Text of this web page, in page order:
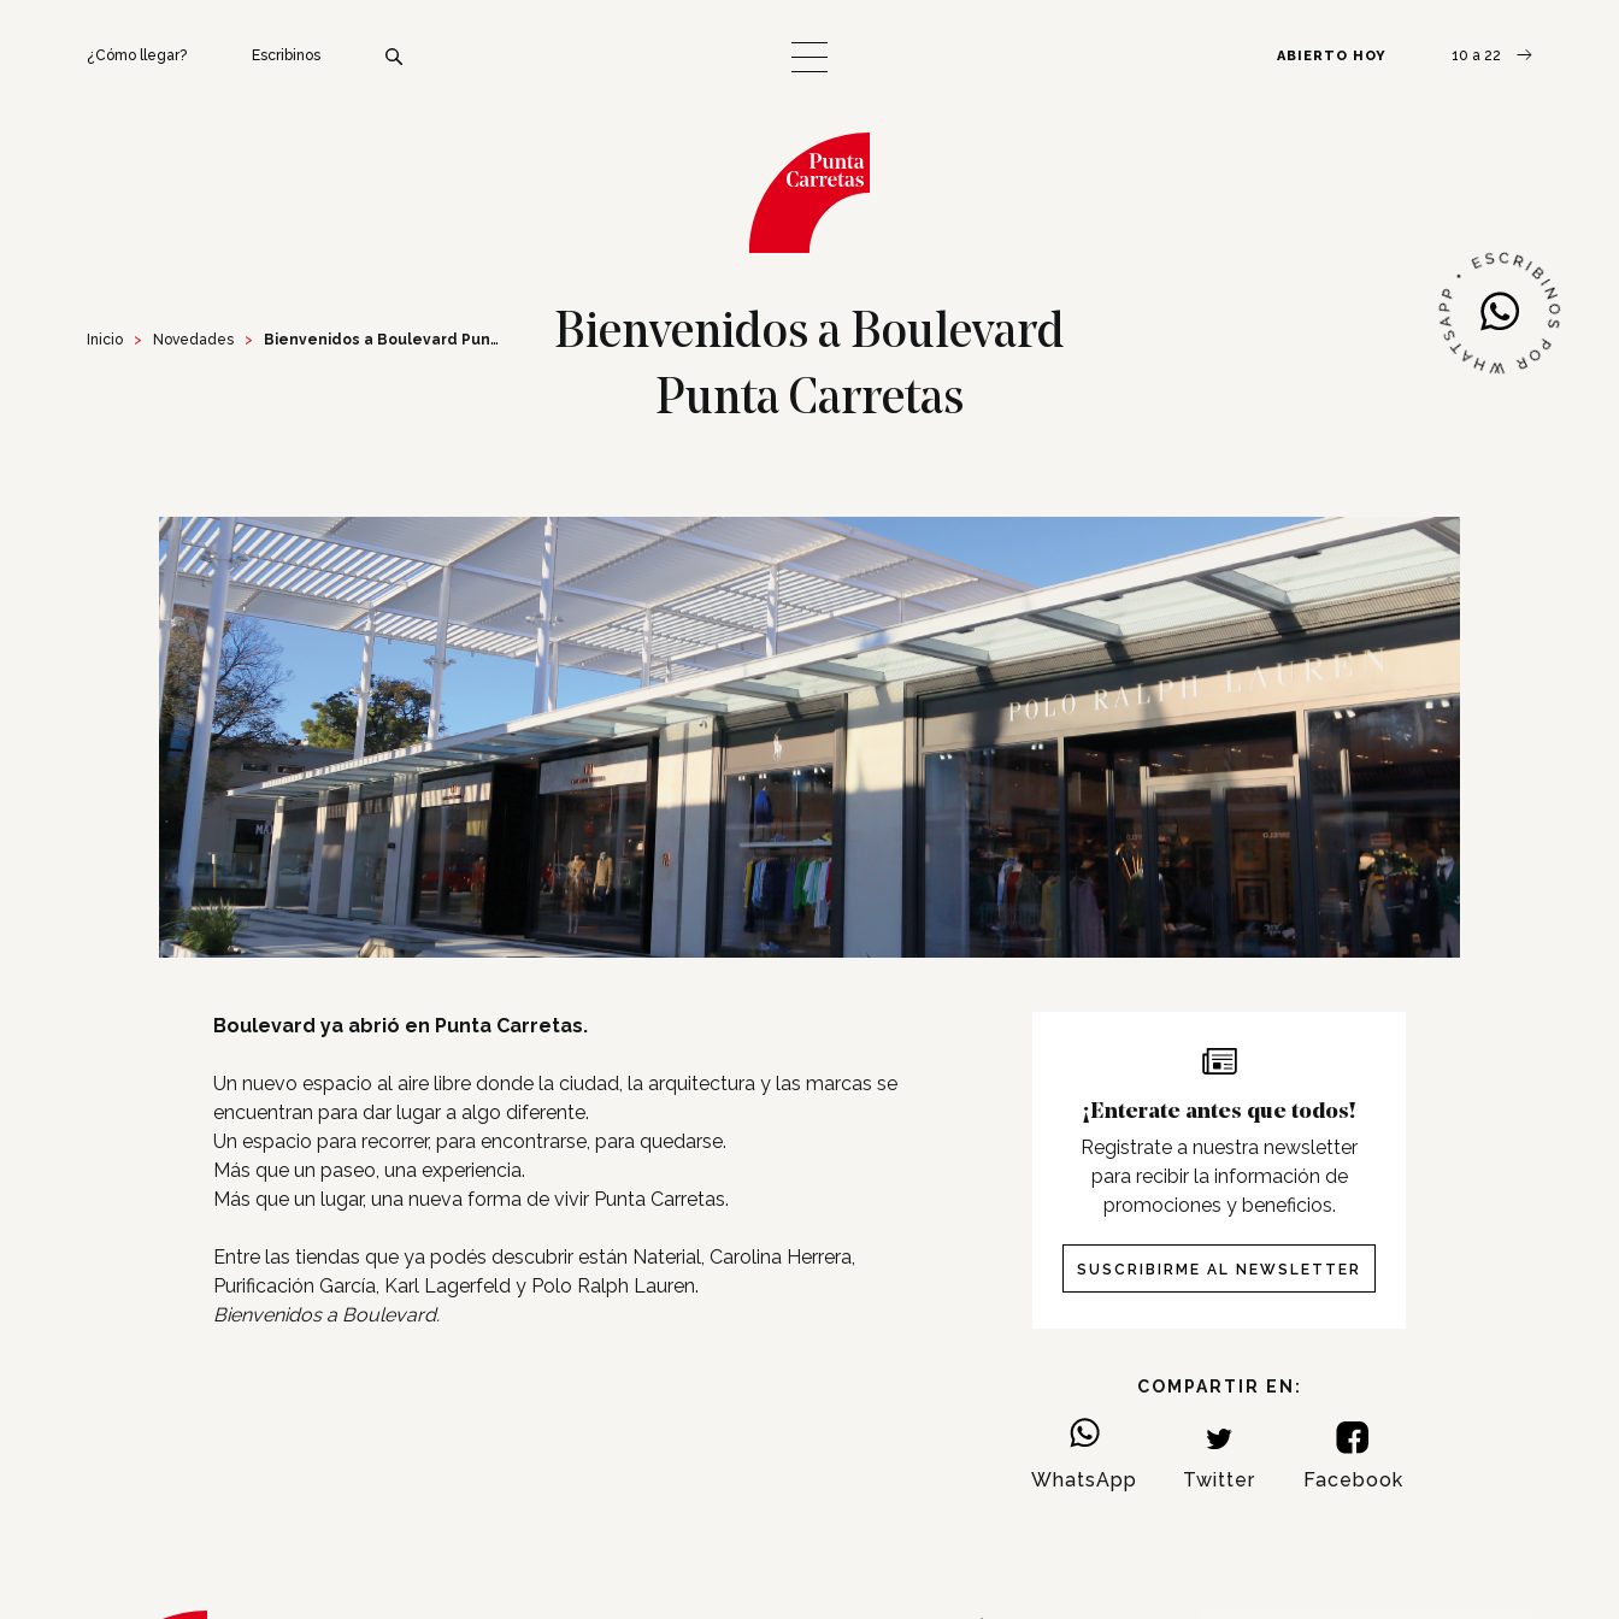
Inicio
Tiendas
Novedades
Gift Cards y Colectivos
Pet Friendly
¿Cómo llegar? Escribinos ABIERTO HOY 10 a 22
Inicio Novedades Bienvenidos a Boulevard Punta Carretas
Bienvenidos a Boulevard
Punta Carretas
Boulevard ya abrió en Punta Carretas.
Un nuevo espacio al aire libre donde la ciudad, la arquitectura y las marcas se
encuentran para dar lugar a algo diferente.
Un espacio para recorrer, para encontrarse, para quedarse.
Más que un paseo, una experiencia.
Más que un lugar, una nueva forma de vivir Punta Carretas.
Entre las tiendas que ya podés descubrir están Naterial, Carolina Herrera,
Purificación García, Karl Lagerfeld y Polo Ralph Lauren.
Bienvenidos a Boulevard.
¡Enterate antes que todos!
Registrate a nuestra newsletter
para recibir la información de
promociones y beneficios.
SUSCRIBIRME AL NEWSLETTER
COMPARTIR EN:
WhatsApp Twitter Facebook